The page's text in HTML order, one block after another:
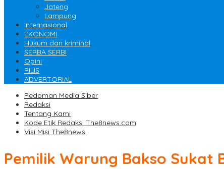
Jateng
Lampung
Internasional
EKONOMI
Hukum dan kriminal
SERBA SERBI
Opini
RILIS
ADVERTORIAL
Pedoman Media Siber
Redaksi
Tentang Kami
Kode Etik Redaksi The8news.com
Visi Misi The8news
Pemilik Warung Bakso Sukat